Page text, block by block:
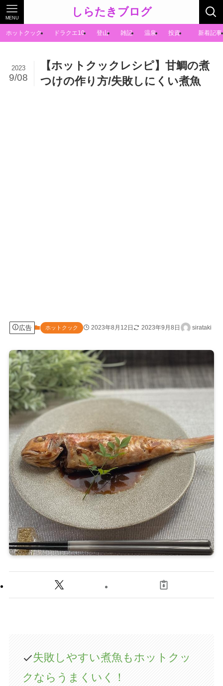
しらたきブログ
MENU
ホットクック ドラクエ10 登山 雑記 温泉 投資 新着記事
【ホットクックレシピ】甘鯛の煮
つけの作り方/失敗しにくい煮魚
2023
9/08
広告 ホットクック 2023年8月12日 2023年9月8日 sirataki
失敗しやすい煮魚もホットクッ
クならうまくいく
！